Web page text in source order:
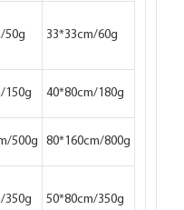
50g 33*33cm/60g
150g 40*80cm/180g
500g 80*160cm/800g
350g 50*80cm/350g